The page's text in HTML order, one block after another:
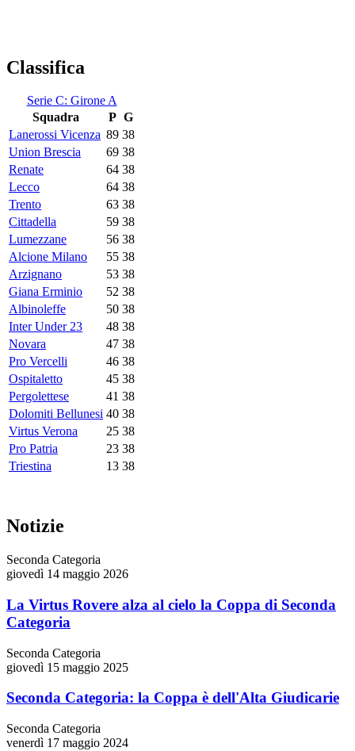
Classifica
Serie C: Girone A
Squadra
P G
Lanerossi Vicenza 89 38
Union Brescia
69 38
Renate
64 38
Lecco
64 38
Trento
63 38
Cittadella
59 38
Lumezzane
56 38
Alcione Milano
55 38
Arzignano
53 38
Giana Erminio
52 38
Albinoleffe
50 38
Inter Under 23
48 38
Novara
47 38
Pro Vercelli
46 38
Ospitaletto
45 38
Pergolettese
41 38
Dolomiti Bellunesi 40 38
Virtus Verona
25 38
Pro Patria
23 38
Triestina
13 38
Notizie
Seconda Categoria
giovedì 14 maggio 2026
La Virtus Rovere alza al cielo la Coppa di Seconda
Categoria
Seconda Categoria
giovedì 15 maggio 2025
Seconda Categoria: la Coppa è dell'Alta Giudicarie
Seconda Categoria
venerdì 17 maggio 2024